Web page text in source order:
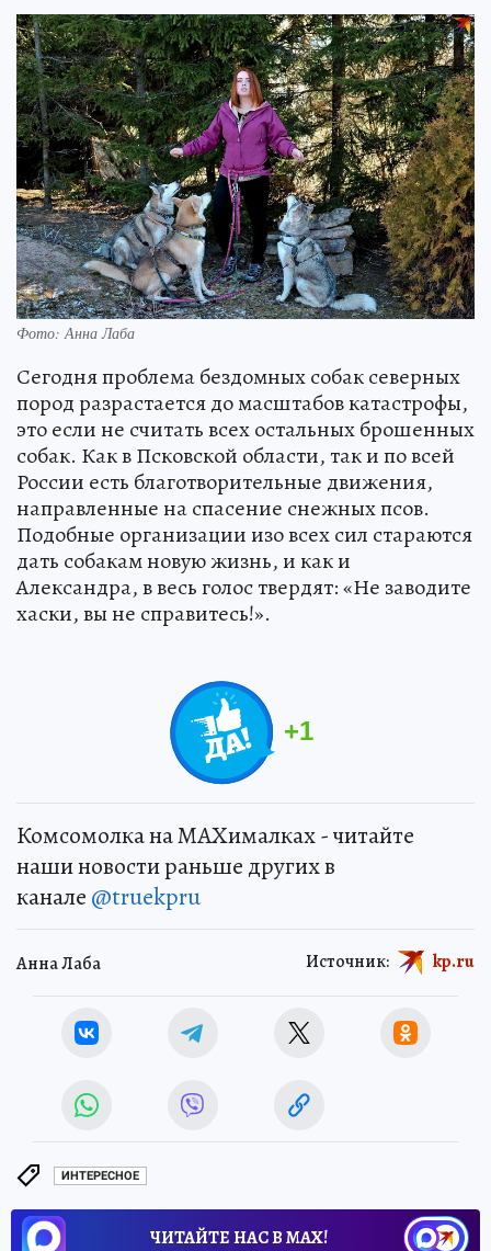
Фото: Анна Лаба
Сегодня проблема бездомных собак северных
пород разрастается до масштабов катастрофы,
это если не считать всех остальных брошенных
собак. Как в Псковской области, так и по всей
России есть благотворительные движения,
направленные на спасение снежных псов.
Подобные организации изо всех сил стараются
дать собакам новую жизнь, и как и
Александра, в весь голос твердят: «Не заводите
хаски, вы не справитесь!».
+1
Комсомолка на MAXималках - читайте
наши новости раньше других в
канале @truekpru
Анна Лаба Источник: kp.ru
ИНТЕРЕСНОЕ
ЧИТАЙТЕ НАС В МАХ!